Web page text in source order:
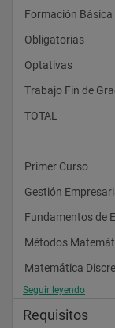
Diseño y
computadores,
sistemas de
Diseño de
desarrollo y
Análisis y
incluyendo
desarrollo y
comunicaciones.
Análisis y
más adecuadas
de tiempo real.
Seguridad de los
Diseño,
Dirección de
continua y
Formación Básica
Obligatorias
Optativas
Trabajo Fin de
TOTAL
Primer Curso
Gestión
Fundamentos de
Métodos
Matemática
Fundamentos de
Fundamentos de
Seguir leyendo
Requisitos